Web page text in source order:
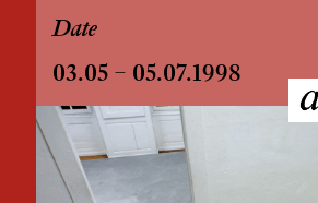
Date
03.05 – 05.07.1998